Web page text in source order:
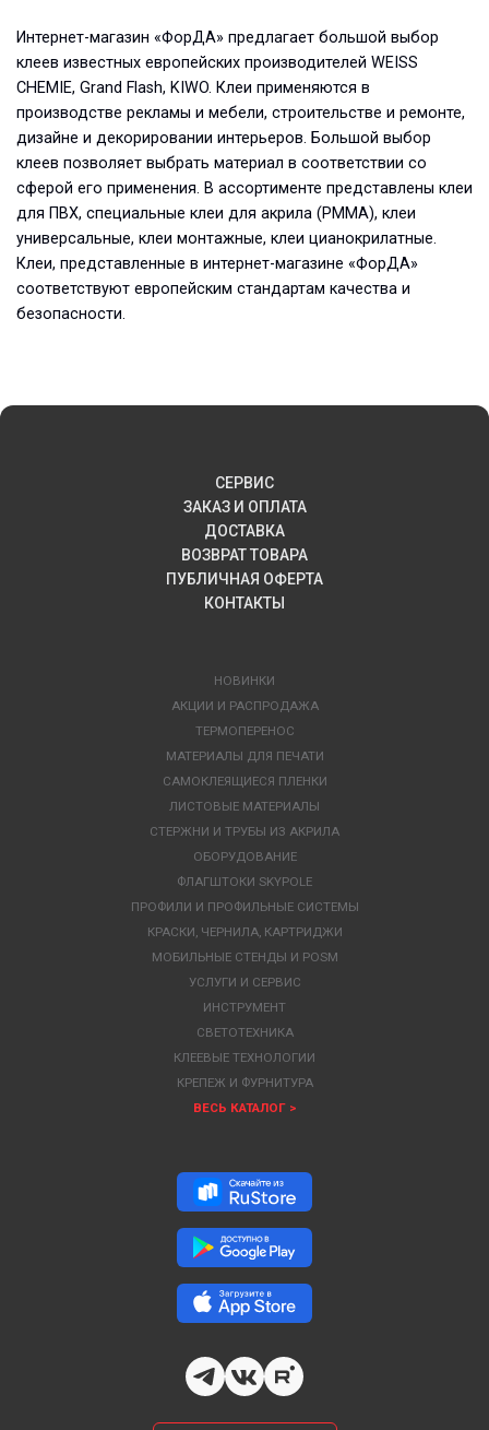
Интернет-магазин «ФорДА» предлагает большой выбор
клеев известных европейских производителей WEISS
CHEMIE, Grand Flash, KIWO. Клеи применяются в
производстве рекламы и мебели, строительстве и ремонте,
дизайне и декорировании интерьеров. Большой выбор
клеев позволяет выбрать материал в соответствии со
сферой его применения. В ассортименте представлены клеи
для ПВХ, специальные клеи для акрила (PMMA), клеи
универсальные, клеи монтажные, клеи цианокрилатные.
Клеи, представленные в интернет-магазине «ФорДА»
соответствуют европейским стандартам качества и
безопасности.
СЕРВИС
ЗАКАЗ И ОПЛАТА
ДОСТАВКА
ВОЗВРАТ ТОВАРА
ПУБЛИЧНАЯ ОФЕРТА
КОНТАКТЫ
НОВИНКИ
АКЦИИ И РАСПРОДАЖА
ТЕРМОПЕРЕНОС
МАТЕРИАЛЫ ДЛЯ ПЕЧАТИ
САМОКЛЕЯЩИЕСЯ ПЛЕНКИ
ЛИСТОВЫЕ МАТЕРИАЛЫ
СТЕРЖНИ И ТРУБЫ ИЗ АКРИЛА
ОБОРУДОВАНИЕ
ФЛАГШТОКИ SKYPOLE
ПРОФИЛИ И ПРОФИЛЬНЫЕ СИСТЕМЫ
КРАСКИ, ЧЕРНИЛА, КАРТРИДЖИ
МОБИЛЬНЫЕ СТЕНДЫ И POSM
УСЛУГИ И СЕРВИС
ИНСТРУМЕНТ
СВЕТОТЕХНИКА
КЛЕЕВЫЕ ТЕХНОЛОГИИ
КРЕПЕЖ И ФУРНИТУРА
ВЕСЬ КАТАЛОГ >